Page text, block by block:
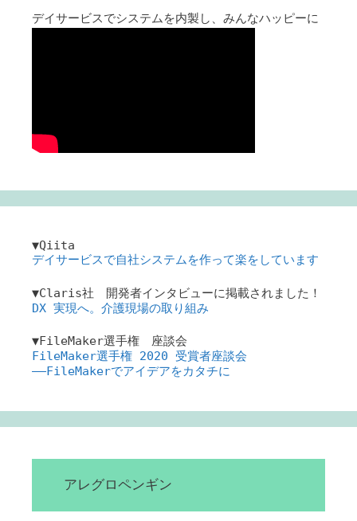
デイサービスでシステムを内製し、みんなハッピーに
▼Qiita
デイサービスで自社システムを作って楽をしています
▼Claris社 開発者インタビューに掲載されました！
DX 実現へ。介護現場の取り組み
▼FileMaker選手権 座談会
FileMaker選手権 2020 受賞者座談会
――FileMakerでアイデアをカタチに
アレグロペンギン